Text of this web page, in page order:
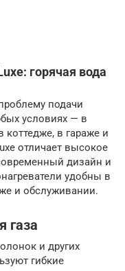
горячая вода
подачи
условиях — в
коттедже, в гараже и
отличает высокое
дизайн и
удобны в
и обслуживании.
газа
и других
гибкие